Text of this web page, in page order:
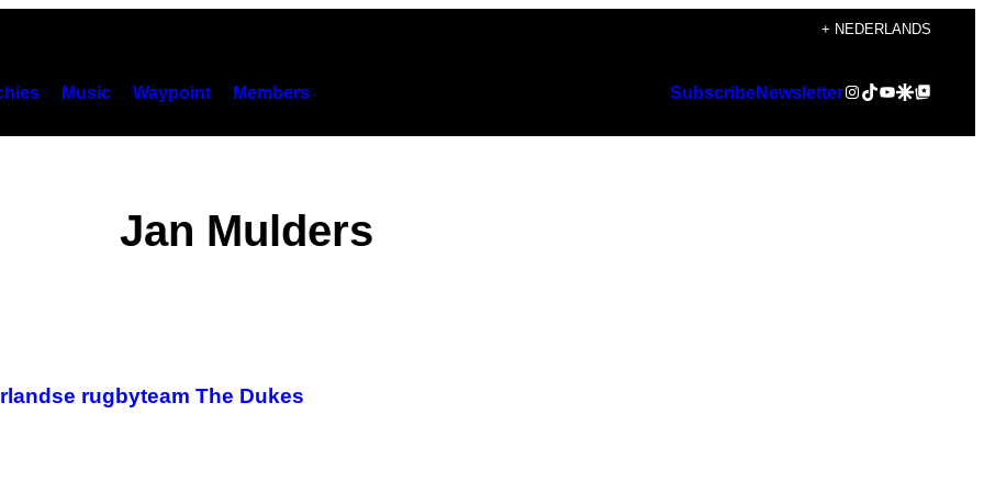
+ NEDERLANDS
Music Waypoint Members SubscribeNewsletterInstagram
TikTok
YouTube
Google Discover
Google Top Posts
Jan Mulders
rugbyteam The Dukes